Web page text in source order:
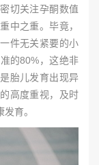
切关注孕酮数值
中之重。毕竟，
件无关紧要的小
的80%，这绝非
胎儿发育出现异
高度重视，及时
育。